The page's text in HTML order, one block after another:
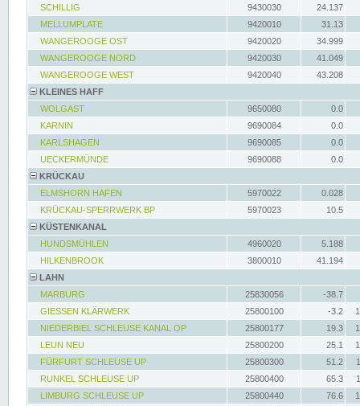
SCHILLIG
9430030
24.137
MELLUMPLATE
9420010
31.13
WANGEROOGE OST
9420020
34.999
WANGEROOGE NORD
9420030
41.049
WANGEROOGE WEST
9420040
43.208
KLEINES HAFF
WOLGAST
9650080
0.0
KARNIN
9690084
0.0
KARLSHAGEN
9690085
0.0
UECKERMÜNDE
9690088
0.0
KRÜCKAU
ELMSHORN HAFEN
5970022
0.028
KRÜCKAU-SPERRWERK BP
5970023
10.5
KÜSTENKANAL
HUNDSMÜHLEN
4960020
5.188
HILKENBROOK
3800010
41.194
LAHN
MARBURG
25830056
-38.7
GIESSEN KLÄRWERK
25800100 -3.2
NIEDERBIEL SCHLEUSE KANAL OP
25800177 19.3
LEUN NEU
25800200 25.1
FÜRFURT SCHLEUSE UP
25800300 51.2
RUNKEL SCHLEUSE UP
25800400 65.3
LIMBURG SCHLEUSE UP
25800440 76.6